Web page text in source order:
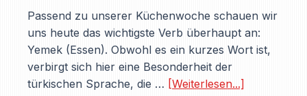
Passend zu unserer Küchenwoche schauen wir
uns heute das wichtigste Verb überhaupt an:
Yemek (Essen). Obwohl es ein kurzes Wort ist,
verbirgt sich hier eine Besonderheit der
türkischen Sprache, die … [Weiterlesen...]